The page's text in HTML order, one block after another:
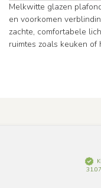
Melkwitte glazen
en voorkomen
zachte, comfortabele
ruimtes zoals keuken of
KOPER
31.07.2026